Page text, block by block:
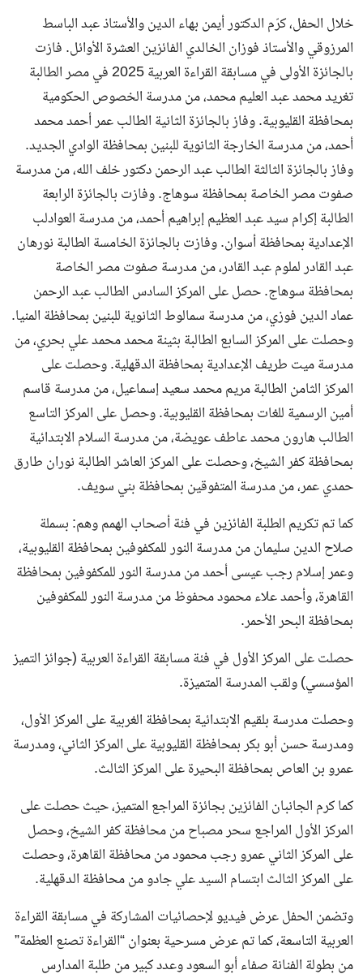
خلال الحفل، كرّم الدكتور أيمن بهاء الدين والأستاذ عبد الباسط
المرزوقي والأستاذ فوزان الخالدي الفائزين العشرة الأوائل. فازت
بالجائزة الأولى في مسابقة القراءة العربية 2025 في مصر الطالبة
تغريد محمد عبد العليم محمد، من مدرسة الخصوص الحكومية
بمحافظة القليوبية. وفاز بالجائزة الثانية الطالب عمر أحمد محمد
أحمد، من مدرسة الخارجة الثانوية للبنين بمحافظة الوادي الجديد.
وفاز بالجائزة الثالثة الطالب عبد الرحمن دكتور خلف الله، من مدرسة
صفوت مصر الخاصة بمحافظة سوهاج. وفازت بالجائزة الرابعة
الطالبة إكرام سيد عبد العظيم إبراهيم أحمد، من مدرسة العوادلب
الإعدادية بمحافظة أسوان. وفازت بالجائزة الخامسة الطالبة نورهان
عبد القادر لملوم عبد القادر، من مدرسة صفوت مصر الخاصة
بمحافظة سوهاج. حصل على المركز السادس الطالب عبد الرحمن
عماد الدين فوزي، من مدرسة سمالوط الثانوية للبنين بمحافظة المنيا.
وحصلت على المركز السابع الطالبة بثينة محمد محمد علي بحري، من
مدرسة ميت طريف الإعدادية بمحافظة الدقهلية. وحصلت على
المركز الثامن الطالبة مريم محمد سعيد إسماعيل، من مدرسة قاسم
أمين الرسمية للغات بمحافظة القليوبية. وحصل على المركز التاسع
الطالب هارون محمد عاطف عويضة، من مدرسة السلام الابتدائية
بمحافظة كفر الشيخ، وحصلت على المركز العاشر الطالبة نوران طارق
حمدي عمر، من مدرسة المتفوقين بمحافظة بني سويف.
كما تم تكريم الطلبة الفائزين في فئة أصحاب الهمم وهم: بسملة
صلاح الدين سليمان من مدرسة النور للمكفوفين بمحافظة القليوبية،
وعمر إسلام رجب عيسى أحمد من مدرسة النور للمكفوفين بمحافظة
القاهرة، وأحمد علاء محمود محفوظ من مدرسة النور للمكفوفين
بمحافظة البحر الأحمر.
حصلت على المركز الأول في فئة مسابقة القراءة العربية (جوائز التميز
المؤسسي) ولقب المدرسة المتميزة.
وحصلت مدرسة بلقيم الابتدائية بمحافظة الغربية على المركز الأول،
ومدرسة حسن أبو بكر بمحافظة القليوبية على المركز الثاني، ومدرسة
عمرو بن العاص بمحافظة البحيرة على المركز الثالث.
كما كرم الجانبان الفائزين بجائزة المراجع المتميز، حيث حصلت على
المركز الأول المراجع سحر مصباح من محافظة كفر الشيخ، وحصل
على المركز الثاني عمرو رجب محمود من محافظة القاهرة، وحصلت
على المركز الثالث ابتسام السيد علي جادو من محافظة الدقهلية.
وتضمن الحفل عرض فيديو لإحصائيات المشاركة في مسابقة القراءة
العربية التاسعة، كما تم عرض مسرحية بعنوان “القراءة تصنع العظمة”
من بطولة الفنانة صفاء أبو السعود وعدد كبير من طلبة المدارس